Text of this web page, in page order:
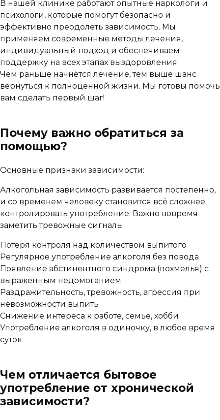
В нашей клинике работают опытные наркологи и
психологи, которые помогут безопасно и
эффективно преодолеть зависимость. Мы
применяем современные методы лечения,
индивидуальный подход и обеспечиваем
поддержку на всех этапах выздоровления.
Чем раньше начнётся лечение, тем выше шанс
вернуться к полноценной жизни. Мы готовы помочь
вам сделать первый шаг!
Почему важно обратиться за
помощью?
Основные признаки зависимости:
Алкогольная зависимость развивается постепенно,
и со временем человеку становится всё сложнее
контролировать употребление. Важно вовремя
заметить тревожные сигналы:
Потеря контроля над количеством выпитого
Регулярное употребление алкоголя без повода
Появление абстинентного синдрома (похмелья) с
выраженным недомоганием
Раздражительность, тревожность, агрессия при
невозможности выпить
Снижение интереса к работе, семье, хобби
Употребление алкоголя в одиночку, в любое время
суток
Чем отличается бытовое
употребление от хронической
зависимости?